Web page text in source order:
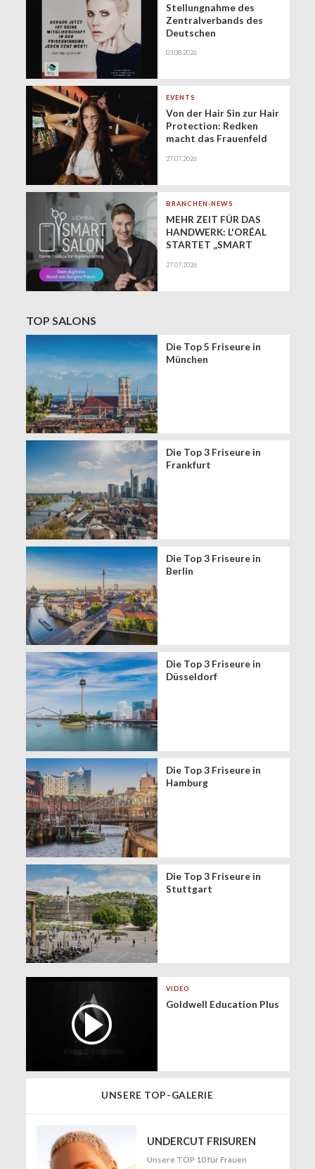
Stellungnahme des
Zentralverbands des
Deutschen
Zukunft der
(Minijobs)
03.08.2026
EVENTS
Von der Hair Sin zur Hair
Protection: Redken
macht das Frauenfeld
gesundes Haar
27.07.2026
BRANCHEN-NEWS
MEHR ZEIT FÜR DAS
HANDWERK: L'ORÉAL
STARTET „SMART
EXKLUSIVEN BUSINESS-
27.07.2026
TOP SALONS
Die Top 5 Friseure in
München
Die Top 3 Friseure in
Frankfurt
Die Top 3 Friseure in
Berlin
Die Top 3 Friseure in
Düsseldorf
Die Top 3 Friseure in
Hamburg
Die Top 3 Friseure in
Stuttgart
VIDEO
Goldwell Education Plus
UNSERE TOP-GALERIE
UNDERCUT FRISUREN
Unsere TOP 10 für Frauen